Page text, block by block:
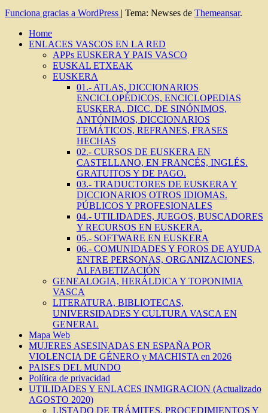
Funciona gracias a WordPress | Tema: Newses de Themeansar.
Home
ENLACES VASCOS EN LA RED
APPs EUSKERA Y PAIS VASCO
EUSKAL ETXEAK
EUSKERA
01.- ATLAS, DICCIONARIOS
ENCICLOPÉDICOS, ENCICLOPEDIAS
EUSKERA, DICC. DE SINÓNIMOS,
ANTÓNIMOS, DICCIONARIOS
TEMÁTICOS, REFRANES, FRASES
HECHAS
02.- CURSOS DE EUSKERA EN
CASTELLANO, EN FRANCÉS, INGLÉS.
GRATUITOS Y DE PAGO.
03.- TRADUCTORES DE EUSKERA Y
DICCIONARIOS OTROS IDIOMAS.
PÚBLICOS Y PROFESIONALES
04.- UTILIDADES, JUEGOS, BUSCADORES
Y RECURSOS EN EUSKERA.
05.- SOFTWARE EN EUSKERA
06.- COMUNIDADES Y FOROS DE AYUDA
ENTRE PERSONAS, ORGANIZACIONES,
ALFABETIZACIÓN
GENEALOGIA, HERÁLDICA Y TOPONIMIA
VASCA
LITERATURA, BIBLIOTECAS,
UNIVERSIDADES Y CULTURA VASCA EN
GENERAL
Mapa Web
MUJERES ASESINADAS EN ESPAÑA POR
VIOLENCIA DE GÉNERO y MACHISTA en 2026
PAISES DEL MUNDO
Política de privacidad
UTILIDADES Y ENLACES INMIGRACION (Actualizado
AGOSTO 2020)
LISTADO DE TRÁMITES, PROCEDIMIENTOS Y